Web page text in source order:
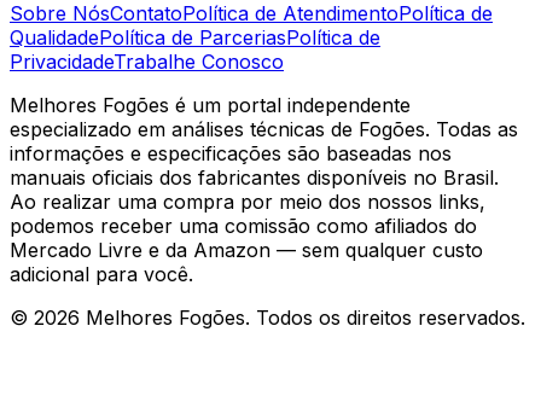
Sobre NósContatoPolítica de AtendimentoPolítica de
QualidadePolítica de ParceriasPolítica de
PrivacidadeTrabalhe Conosco
Melhores Fogões é um portal independente
especializado em análises técnicas de Fogões. Todas as
informações e especificações são baseadas nos
manuais oficiais dos fabricantes disponíveis no Brasil.
Ao realizar uma compra por meio dos nossos links,
podemos receber uma comissão como afiliados do
Mercado Livre e da Amazon — sem qualquer custo
adicional para você.
© 2026 Melhores Fogões. Todos os direitos reservados.